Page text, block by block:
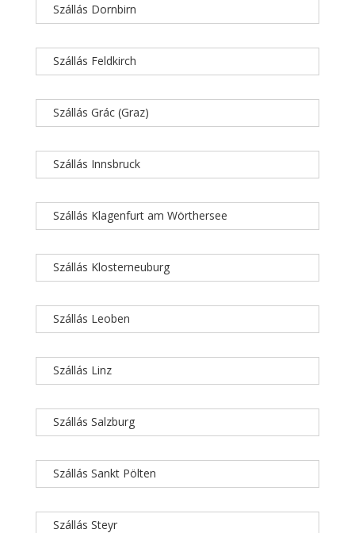
Szállás Dornbirn
Szállás Feldkirch
Szállás Grác (Graz)
Szállás Innsbruck
Szállás Klagenfurt am Wörthersee
Szállás Klosterneuburg
Szállás Leoben
Szállás Linz
Szállás Salzburg
Szállás Sankt Pölten
Szállás Steyr